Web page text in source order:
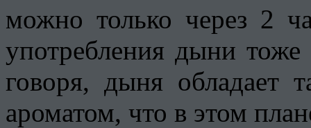
можно только через 2
употребления дыни тоже
говоря, дыня обладает
ароматом, что в этом